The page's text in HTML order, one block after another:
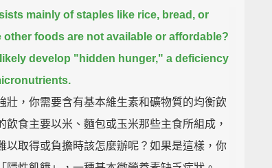
mainly of staples like rice, bread, or
other foods are not available or affordable?
develop "hidden hunger," a deficiency
壯，你需要含有基本維生素和礦物質的均衡飲
飲食主要以米、麵包或玉米那些主食所組成，
以取得或負擔時該怎麼辦呢？如果是這樣，你